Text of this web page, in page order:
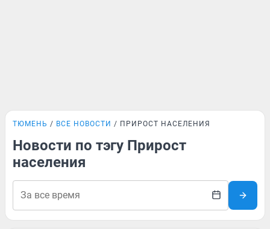
ТЮМЕНЬ ВСЕ НОВОСТИ ПРИРОСТ НАСЕЛЕНИЯ
Новости по тэгу Прирост
населения